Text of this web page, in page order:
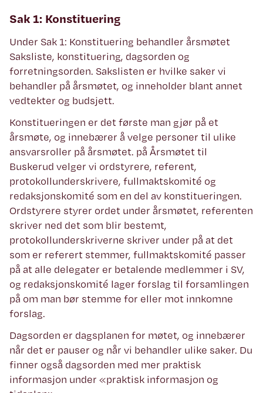
Sak 1: Konstituering
Under Sak 1: Konstituering behandler årsmøtet
Saksliste, konstituering, dagsorden og
forretningsorden. Sakslisten er hvilke saker vi
behandler på årsmøtet, og inneholder blant annet
vedtekter og budsjett.
Konstitueringen er det første man gjør på et
årsmøte, og innebærer å velge personer til ulike
ansvarsroller på årsmøtet. på Årsmøtet til
Buskerud velger vi ordstyrere, referent,
protokollunderskrivere, fullmaktskomité og
redaksjonskomité som en del av konstitueringen.
Ordstyrere styrer ordet under årsmøtet, referenten
skriver ned det som blir bestemt,
protokollunderskriverne skriver under på at det
som er referert stemmer, fullmaktskomité passer
på at alle delegater er betalende medlemmer i SV,
og redaksjonskomité lager forslag til forsamlingen
på om man bør stemme for eller mot innkomne
forslag.
Dagsorden er dagsplanen for møtet, og innebærer
når det er pauser og når vi behandler ulike saker. Du
finner også dagsorden med mer praktisk
informasjon under «praktisk informasjon og